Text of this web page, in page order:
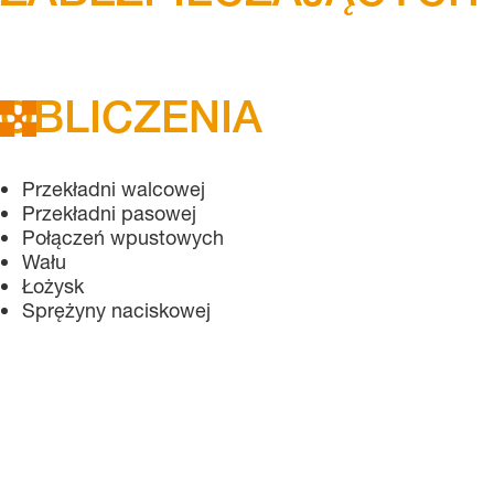
OBLICZENIA
Przekładni walcowej
Przekładni pasowej
Połączeń wpustowych
Wału
Łożysk
Sprężyny naciskowej